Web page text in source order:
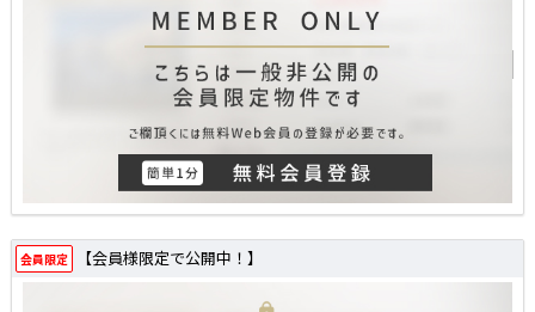
会員限定 【会員様限定で公開中！】